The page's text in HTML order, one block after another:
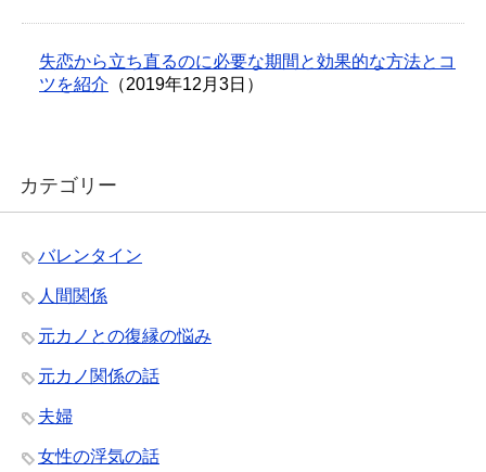
失恋から立ち直るのに必要な期間と効果的な方法とコ
ツを紹介 （2019年12月3日）
カテゴリー
バレンタイン
人間関係
元カノとの復縁の悩み
元カノ関係の話
夫婦
女性の浮気の話